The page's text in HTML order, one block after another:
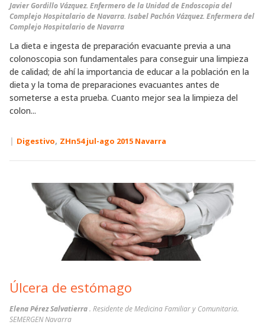
Javier Gordillo Vázquez. Enfermero de la Unidad de Endoscopia del
Complejo Hospitalario de Navarra. Isabel Pachón Vázquez. Enfermera del
Complejo Hospitalario de Navarra
La dieta e ingesta de preparación evacuante previa a una
colonoscopia son fundamentales para conseguir una limpieza
de calidad; de ahí la importancia de educar a la población en la
dieta y la toma de preparaciones evacuantes antes de
someterse a esta prueba. Cuanto mejor sea la limpieza del
colon...
| Digestivo, ZHn54 jul-ago 2015 Navarra
Úlcera de estómago
Elena Pérez Salvatierra. Residente de Medicina Familiar y Comunitaria.
SEMERGEN Navarra